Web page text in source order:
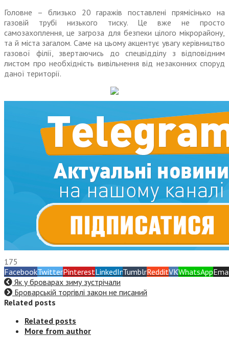
Головне – близько 20 гаражів поставлені прямісінько на
газовій трубі низького тиску. Це вже не просто
самозахоплення, це загроза для безпеки цілого мікрорайону,
та й міста загалом. Саме на цьому акцентує увагу керівництво
газової філії, звертаючись до спецвідділу з відповідним
листом про необхідність вивільнення від незаконних споруд
даної території.
175
FacebookTwitterPinterestLinkedInTumblrRedditVKWhatsApp
Як у броварах зиму зустрічали
Броварській торгівлі закон не писаний
Related posts
Related posts
More from author